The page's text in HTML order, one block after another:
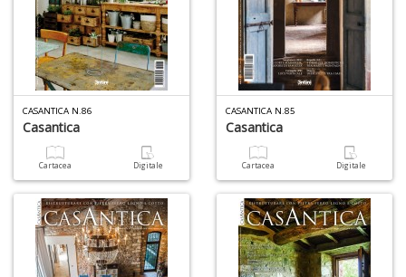
CASANTICA N.86
Casantica
Cartacea Digitale
CASANTICA N.85
Casantica
Cartacea Digitale